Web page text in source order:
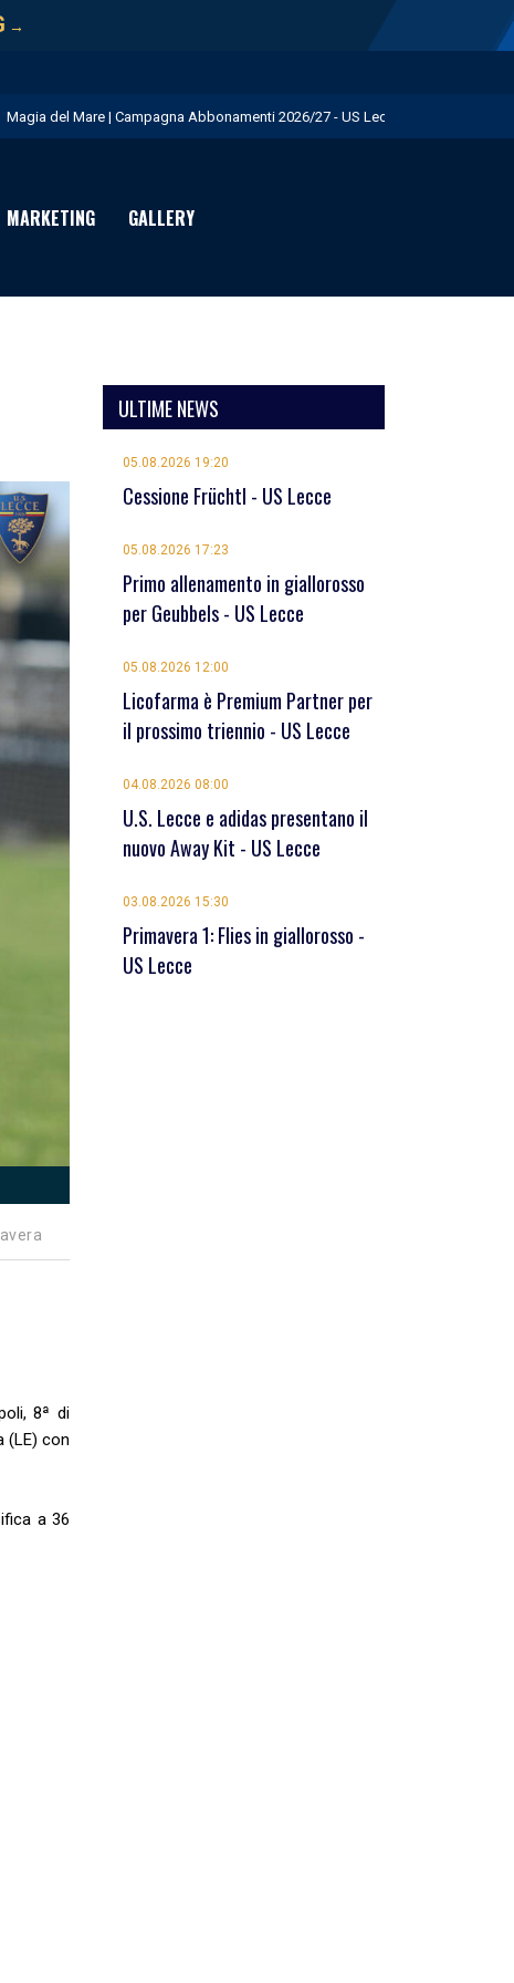
→
Magia del Mare | Campagna Abbonamenti 2026/27 - US Lecce
Seduta pomeridiana a Martignano - US Lecce
Domani mattina test in famiglia con la Primavera - US Lecce
MARKETING GALLERY
8ª di
(LE) con
a 36
ULTIME NEWS
05.08.2026 19:20
Cessione Früchtl - US Lecce
05.08.2026 17:23
Primo allenamento in giallorosso
per Geubbels - US Lecce
05.08.2026 12:00
Licofarma è Premium Partner per
il prossimo triennio - US Lecce
04.08.2026 08:00
U.S. Lecce e adidas presentano il
nuovo Away Kit - US Lecce
03.08.2026 15:30
Primavera 1: Flies in giallorosso -
US Lecce